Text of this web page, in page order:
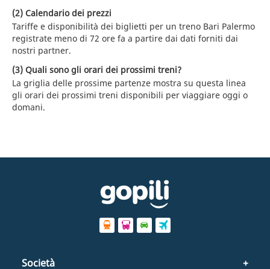
(2) Calendario dei prezzi
Tariffe e disponibilità dei biglietti per un treno Bari Palermo
registrate meno di 72 ore fa a partire dai dati forniti dai
nostri partner.
(3) Quali sono gli orari dei prossimi treni?
La griglia delle prossime partenze mostra su questa linea
gli orari dei prossimi treni disponibili per viaggiare oggi o
domani.
Società